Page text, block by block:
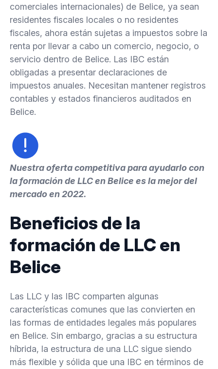
comerciales internacionales) de Belice, ya sean
residentes fiscales locales o no residentes
fiscales, ahora están sujetas a impuestos sobre la
renta por llevar a cabo un comercio, negocio, o
servicio dentro de Belice. Las IBC están
obligadas a presentar declaraciones de
impuestos anuales. Necesitan mantener registros
contables y estados financieros auditados en
Belice.
Nuestra oferta competitiva para ayudarlo con
la formación de LLC en Belice es la mejor del
mercado en 2022.
Beneficios de la
formación de LLC en
Belice
Las LLC y las IBC comparten algunas
características comunes que las convierten en
las formas de entidades legales más populares
en Belice. Sin embargo, gracias a su estructura
híbrida, la estructura de una LLC sigue siendo
más flexible y sólida que una IBC en términos de